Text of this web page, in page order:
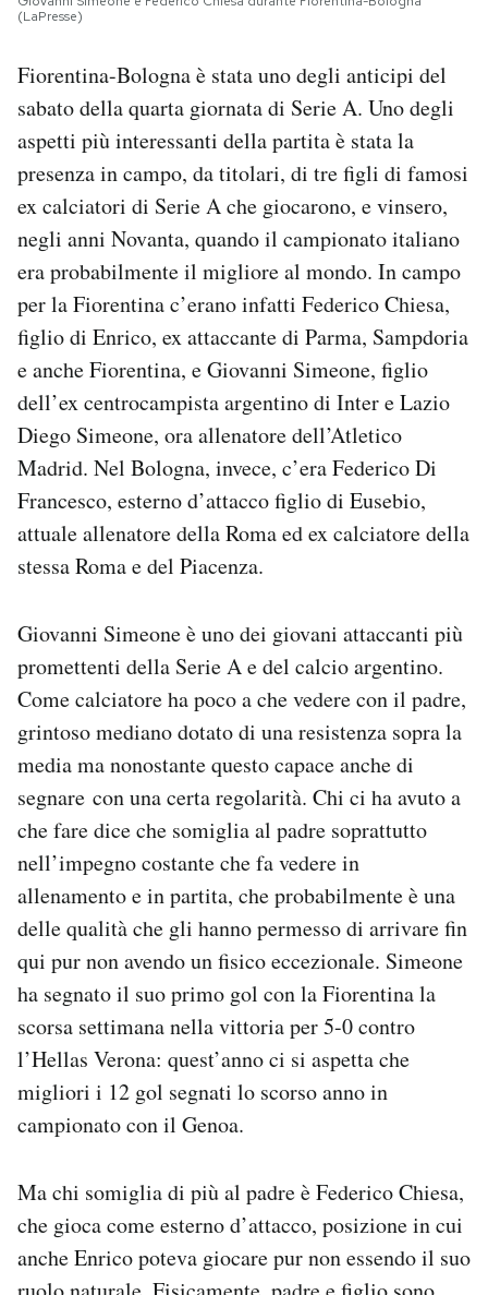
AREA PERSONALE
Area Personale
Newsletter
Notifiche mobile
Regala il Post
Hai bisogno di aiuto?
(LaPresse)
Fiorentina-Bologna è stata uno degli anticipi del
sabato della quarta giornata di Serie A. Uno degli
aspetti più interessanti della partita è stata la
presenza in campo, da titolari, di tre figli di famosi
ex calciatori di Serie A che giocarono, e vinsero,
negli anni Novanta, quando il campionato italiano
era probabilmente il migliore al mondo. In campo
per la Fiorentina c’erano infatti Federico Chiesa,
figlio di Enrico, ex attaccante di Parma, Sampdoria
e anche Fiorentina, e Giovanni Simeone, figlio
dell’ex centrocampista argentino di Inter e Lazio
Diego Simeone, ora allenatore dell’Atletico
Madrid. Nel Bologna, invece, c’era Federico Di
Francesco, esterno d’attacco figlio di Eusebio,
attuale allenatore della Roma ed ex calciatore della
stessa Roma e del Piacenza.
Giovanni Simeone è uno dei giovani attaccanti più
promettenti della Serie A e del calcio argentino.
Come calciatore ha poco a che vedere con il padre,
grintoso mediano dotato di una resistenza sopra la
media ma nonostante questo capace anche di
segnare con una certa regolarità. Chi ci ha avuto a
che fare dice che somiglia al padre soprattutto
nell’impegno costante che fa vedere in
allenamento e in partita, che probabilmente è una
delle qualità che gli hanno permesso di arrivare fin
qui pur non avendo un fisico eccezionale. Simeone
ha segnato il suo primo gol con la Fiorentina la
scorsa settimana nella vittoria per 5-0 contro
l’Hellas Verona: quest’anno ci si aspetta che
migliori i 12 gol segnati lo scorso anno in
campionato con il Genoa.
Ma chi somiglia di più al padre è Federico Chiesa,
che gioca come esterno d’attacco, posizione in cui
anche Enrico poteva giocare pur non essendo il suo